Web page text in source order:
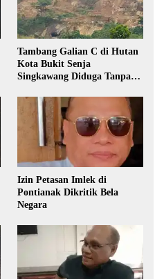
Tambang Galian C di Hutan
Kota Bukit Senja
Singkawang Diduga Tanpa
Izin Petasan Imlek di
Pontianak Dikritik Bela
Negara